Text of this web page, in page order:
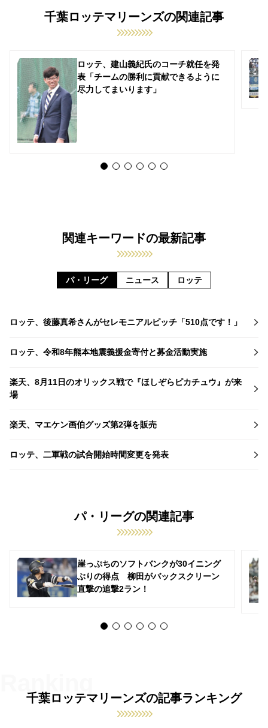
千葉ロッテマリーンズの関連記事
ロッテ、建山義紀氏のコーチ就任を発
表「チームの勝利に貢献できるように
尽力してまいります」
関連キーワードの最新記事
パ・リーグ ニュース ロッテ
ロッテ、後藤真希さんがセレモニアルピッチ「510点です！」
ロッテ、令和8年熊本地震義援金寄付と募金活動実施
楽天、8月11日のオリックス戦で『ほしぞらピカチュウ』が来
場
楽天、マエケン画伯グッズ第2弾を販売
ロッテ、二軍戦の試合開始時間変更を発表
パ・リーグの関連記事
崖っぷちのソフトバンクが30イニング
ぶりの得点 柳田がバックスクリーン
直撃の追撃2ラン！
千葉ロッテマリーンズの記事ランキング